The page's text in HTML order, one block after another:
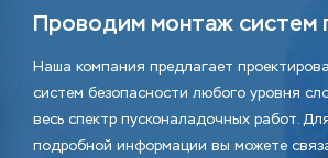
Проводим монтаж систем
Наша компания предлагает
систем безопасности любого уровня
весь спектр пусконаладочных работ.
подробной информации вы можете